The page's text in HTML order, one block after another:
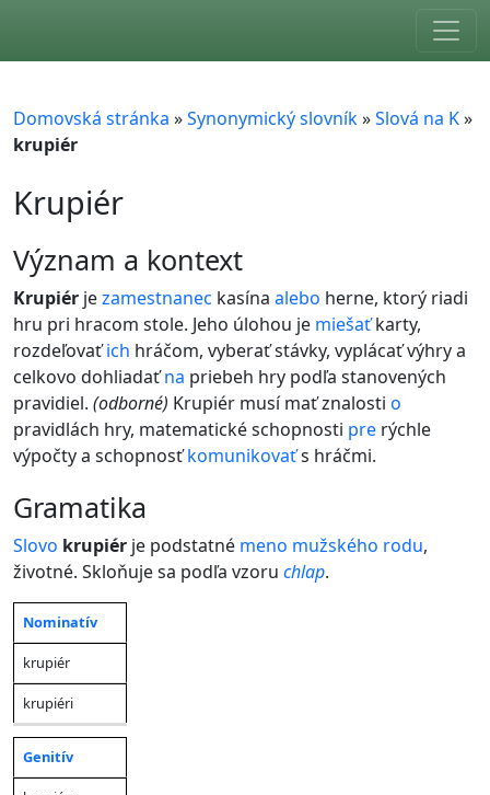
Domovská stránka »Synonymický slovník»Slová na K»
krupiér
Krupiér
význam a kontext
Krupiér jezamestnanec kasína alebo herne, ktorý riadi
hru pri hracom stole. Jeho úlohou je miešaťkarty,
rozdeľovaťich hráčom, vyberať stávky, vyplácať výhry a
celkovo dohliadaťna priebeh hry podľa stanovených
pravidiel. (odborné) Krupiér musí mať znalosti o
pravidlách hry, matematické schopnosti pre rýchle
výpočty a schopnosťkomunikovaťs hráčmi.
gramatika
Slovo krupiér je podstatné meno mužského rodu,
životné. Skloňuje sa podľa vzoru chlap.
Pád
Jednotné
číslo
Nominatív
krupiér
krupiéri
Genitív